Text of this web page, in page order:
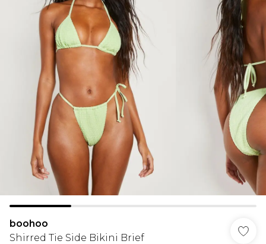
boohoo
Shirred Tie Side Bikini Brief